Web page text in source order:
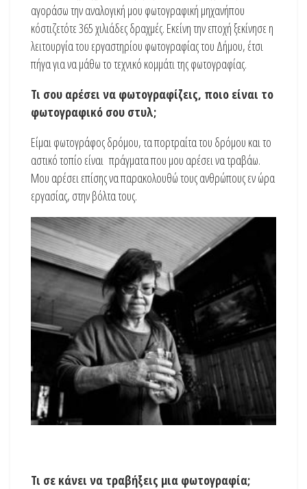
αγοράσω την αναλογική μου φωτογραφική μηχανήπου
κόστιζετότε 365 χιλιάδες δραχμές. Εκείνη την εποχή ξεκίνησε η
λειτουργία του εργαστηρίου φωτογραφίας του Δήμου, έτσι
πήγα για να μάθω το τεχνικό κομμάτι της φωτογραφίας.
Τι σου αρέσει να φωτογραφίζεις, ποιο είναι το
φωτογραφικό σου στυλ;
Είμαι φωτογράφος δρόμου, τα πορτραίτα του δρόμου και το
αστικό τοπίο είναι πράγματα που μου αρέσει να τραβάω.
Μου αρέσει επίσης να παρακολουθώ τους ανθρώπους εν ώρα
εργασίας, στην βόλτα τους.
Τι σε κάνει να τραβήξεις μια φωτογραφία;